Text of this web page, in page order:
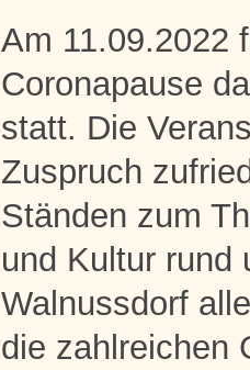
Am 11.09.2022
Coronapause
statt. Die
Zuspruch
Ständen zum
und Kultur rund
Walnussdorf
die zahlreichen